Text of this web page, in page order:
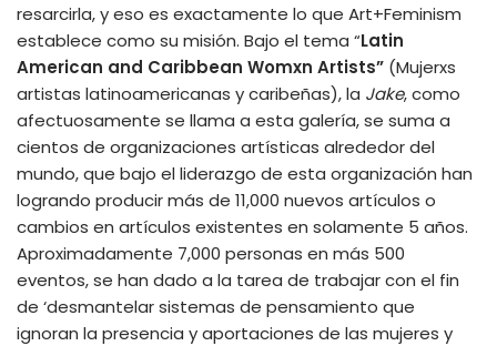
resarcirla, y eso es exactamente lo que Art+Feminism
establece como su misión. Bajo el tema “Latin
American and Caribbean Womxn Artists” (Mujerxs
artistas latinoamericanas y caribeñas), la Jake, como
afectuosamente se llama a esta galería, se suma a
cientos de organizaciones artísticas alrededor del
mundo, que bajo el liderazgo de esta organización han
logrando producir más de 11,000 nuevos artículos o
cambios en artículos existentes en solamente 5 años.
Aproximadamente 7,000 personas en más 500
eventos, se han dado a la tarea de trabajar con el fin
de ‘desmantelar sistemas de pensamiento que
ignoran la presencia y aportaciones de las mujeres y